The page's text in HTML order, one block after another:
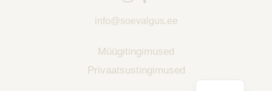
info@soevalgus.ee
Müügitingimused
Privaatsustingimused